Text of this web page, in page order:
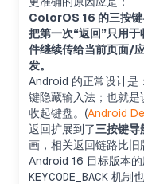
ColorOS 16 的三按键
把第一次“返回”只用
件继续传给当前页面/
发。
Android 的正常设计是
键隐藏输入法；也就
收起键盘。(Android
返回扩展到了三按键导
画，相关返回链路比旧
Android 16 目标版本
KEYCODE_BACK 机制